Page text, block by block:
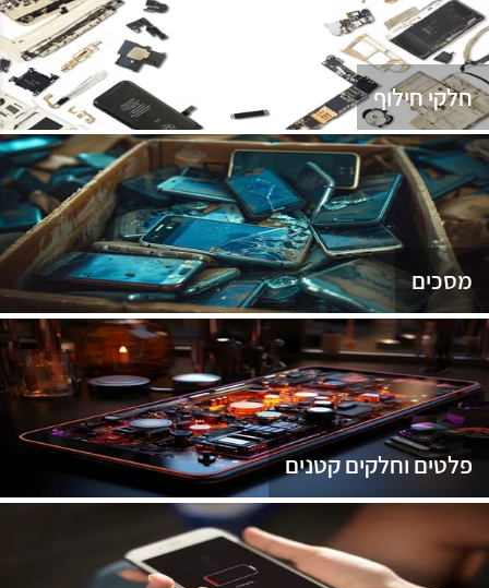
חלקי חילוף
מסכים
פלטים וחלקים קטנים